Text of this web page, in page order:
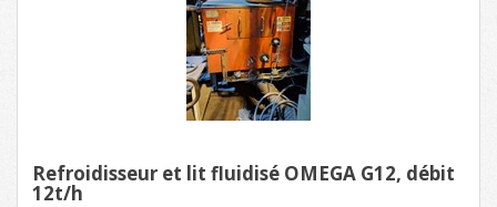
Refroidisseur et lit fluidisé OMEGA G12, débit
12t/h